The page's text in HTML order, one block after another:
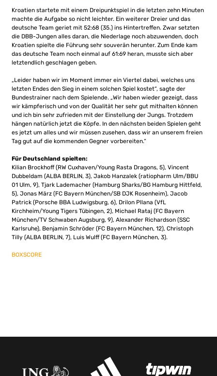
Kroatien startete mit einem Dreipunktspiel in die letzten zehn Minuten
machte die Aufgabe so nicht leichter. Ein weiterer Dreier und das
deutsche Team geriet mit 52:68 (35.) ins Hintertreffen. Zwar setzten
die DBB-Jungen alles daran, die Niederlage noch abzuwenden, doch
Kroatien spielte die Führung sehr souverän herunter. Zum Ende kam
das deutsche Team noch einmal auf 61:69 heran, musste sich aber
letztendlich geschlagen geben.
„Leider haben wir im Moment immer ein Viertel dabei, welches uns
letzten Endes den Sieg in einem solchen Spiel kostet“, sagte der
Bundestrainer nach dem Spielende. „Wir haben wieder gezeigt, dass
wir kämpferisch und von der Qualität her sehr gut mithalten können
und ich bin sehr zufrieden mit der Einstellung der Jungs. Trotzdem
hängen natürlich jetzt die Köpfe. In den nächsten beiden Spielen geht
es jetzt um alles und wir müssen zusehen, dass wir an unserem freien
Tag gut auf die kommenden Gegner vorbereiten.“
Für Deutschland spielten:
Kilian Brockhoff (RW Cuxhaven/Young Rasta Dragons, 5), Vincent
Dubbeldam (ALBA BERLIN, 3), Jakob Hanzalek (ratiopharm Ulm/BBU
01 Ulm, 9), Tjark Lademacher (Hamburg Sharks/BG Hamburg Hittfeld,
5), Jonas März (FC Bayern München/SB DJK Rosenheim), Jacob
Patrick (Porsche BBA Ludwigsburg, 6), Drilon Pllana (VfL
Kirchheim/Young Tigers Tübingen, 2), Michael Rataj (FC Bayern
München/TV Schwaben Augsburg, 9), Alexander Richardson (SSC
Karlsruhe), Benjamin Schröder (FC Bayern München, 12), Christoph
Tilly (ALBA BERLIN, 7), Luis Wulff (FC Bayern München, 3).
BOXSCORE